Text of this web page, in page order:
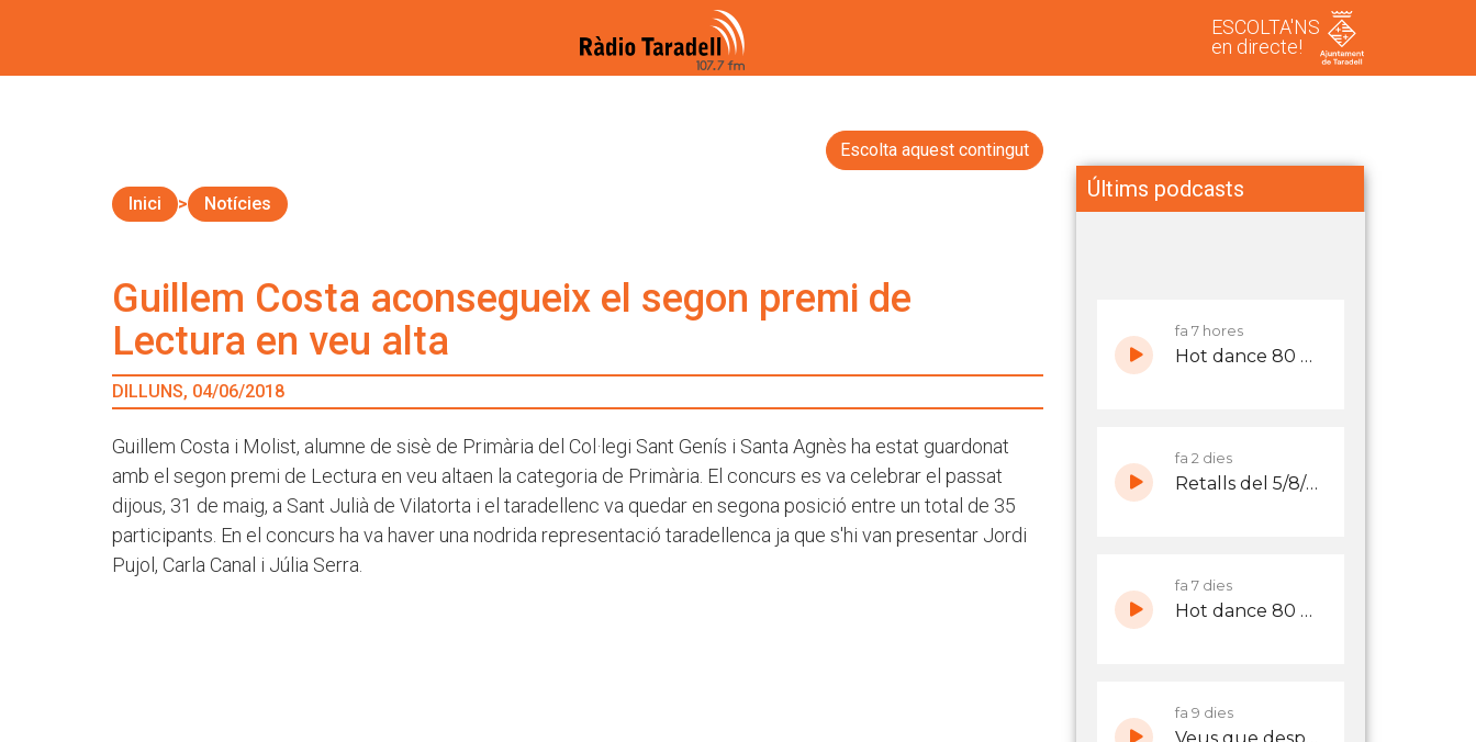
ESCOLTA'NS
en directe!
Escolta aquest contingut
Inici Notícies
Guillem Costa aconsegueix el segon premi de
Lectura en veu alta
DILLUNS, 04/06/2018
Guillem Costa i Molist, alumne de sisè de Primària del Col·legi Sant Genís i Santa Agnès ha estat guardonat
amb el segon premi de Lectura en veu altaen la categoria de Primària. El concurs es va celebrar el passat
dijous, 31 de maig, a Sant Julià de Vilatorta i el taradellenc va quedar en segona posició entre un total de 35
participants. En el concurs ha va haver una nodrida representació taradellenca ja que s'hi van presentar Jordi
Pujol, Carla Canal i Júlia Serra.
Últims podcasts